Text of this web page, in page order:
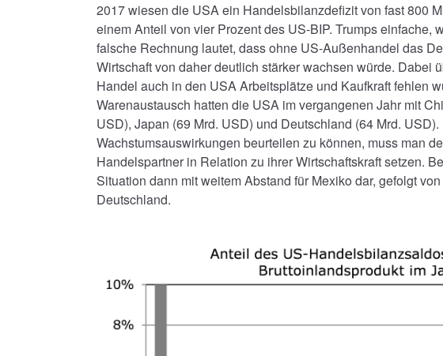
2017 wiesen die USA ein Handelsbilanzdefizit von fast 800
einem Anteil von vier Prozent des US-BIP. Trumps einfache,
falsche Rechnung lautet, dass ohne US-Außenhandel das
Wirtschaft von daher deutlich stärker wachsen würde. Dabei
Handel auch in den USA Arbeitsplätze und Kaufkraft fehlen
Warenaustausch hatten die USA im vergangenen Jahr mit
USD), Japan (69 Mrd. USD) und Deutschland (64 Mrd.
Wachstumsauswirkungen beurteilen zu können, muss man
Handelspartner in Relation zu ihrer Wirtschaftskraft setzen.
Situation dann mit weitem Abstand für Mexiko dar, gefolgt
Deutschland.